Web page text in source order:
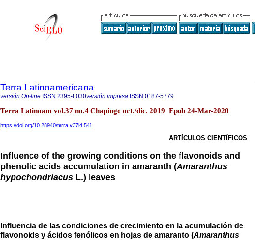
Terra Latinoamericana
versión On-line ISSN 2395-8030versión impresa ISSN 0187-5779
Terra Latinoam vol.37 no.4 Chapingo oct./dic. 2019 Epub 24-Mar-2020
https://doi.org/10.28940/terra.v37i4.541
ARTÍCULOS CIENTÍFICOS
Influence of the growing conditions on the flavonoids and
phenolic acids accumulation in amaranth (Amaranthus
hypochondriacus L.) leaves
Influencia de las condiciones de crecimiento en la acumulación de
flavonoids y ácidos fenólicos en hojas de amaranto (Amaranthus